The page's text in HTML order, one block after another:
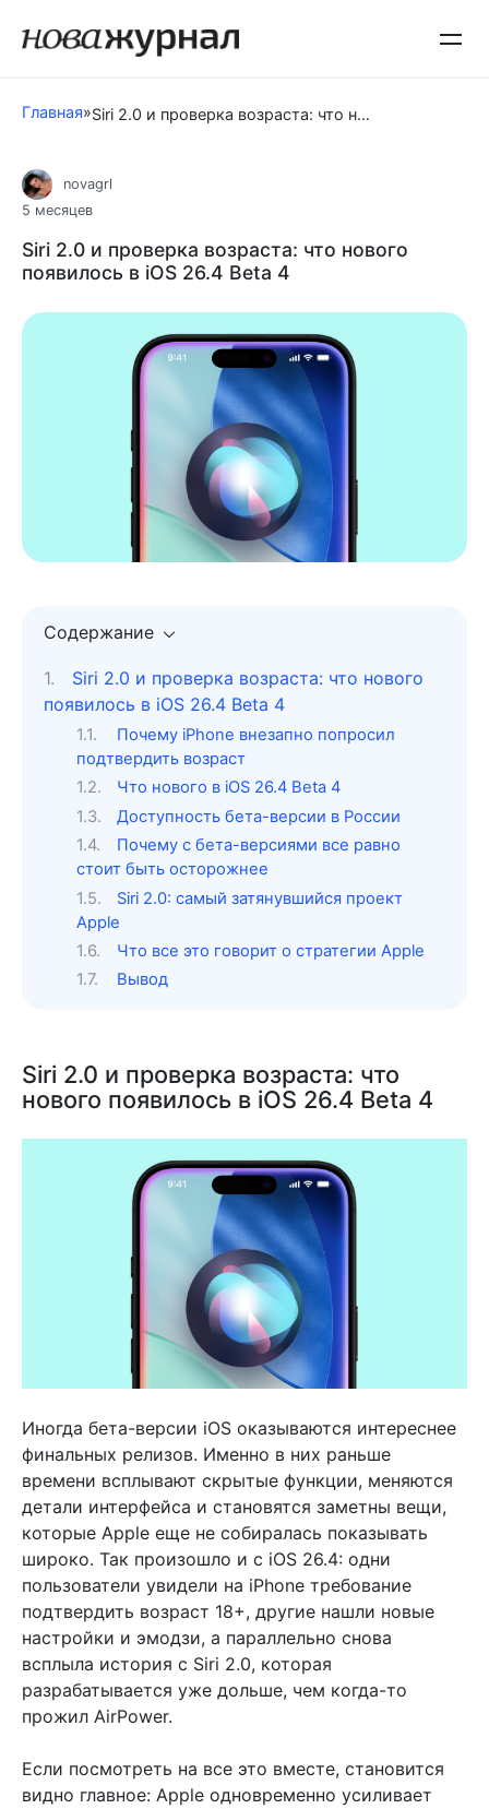
Главная» Siri 2.0 и проверка возраста: что нового появилось в iOS 26.4 Beta 4
novagrl
5 месяцев
Siri 2.0 и проверка возраста: что нового
появилось в iOS 26.4 Beta 4
Содержание
Siri 2.0 и проверка возраста: что нового
появилось в iOS 26.4 Beta 4
Почему iPhone внезапно попросил
подтвердить возраст
Что нового в iOS 26.4 Beta 4
Доступность бета-версии в России
Почему с бета-версиями все равно
стоит быть осторожнее
Siri 2.0: самый затянувшийся проект
Apple
Что все это говорит о стратегии Apple
Вывод
Siri 2.0 и проверка возраста: что
нового появилось в iOS 26.4 Beta 4
Иногда бета-версии iOS оказываются интереснее
финальных релизов. Именно в них раньше
времени всплывают скрытые функции, меняются
детали интерфейса и становятся заметны вещи,
которые Apple еще не собиралась показывать
широко. Так произошло и с iOS 26.4: одни
пользователи увидели на iPhone требование
подтвердить возраст 18+, другие нашли новые
настройки и эмодзи, а параллельно снова
всплыла история с Siri 2.0, которая
разрабатывается уже дольше, чем когда-то
прожил AirPower.
Если посмотреть на все это вместе, становится
видно главное: Apple одновременно усиливает